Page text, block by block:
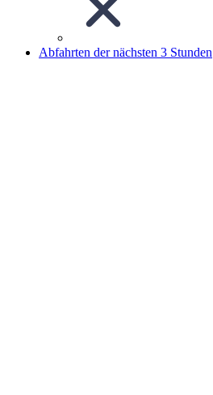
Abfahrten der nächsten 3 Stunden